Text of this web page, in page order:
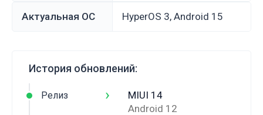
Актуальная ОС HyperOS 3, Android 15
История обновлений:
Релиз ›
MIUI 14
Android 12